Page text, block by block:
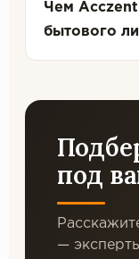
Чем Acczent
бытового
под
—